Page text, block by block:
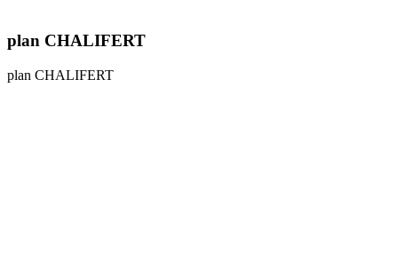
plan CHALIFERT
plan CHALIFERT